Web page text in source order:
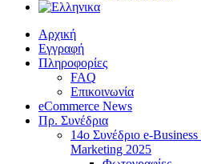
Αρχική
Εγγραφή
Πληροφορίες
FAQ
Επικοινωνία
eCommerce News
Πρ. Συνέδρια
14o Συνέδριο e-
Marketing 2025